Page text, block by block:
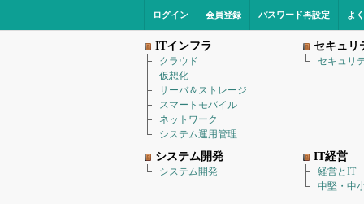
ログイン 会員登録 パスワード再設定 よ
ITインフラ
クラウド
仮想化
サーバ＆ストレージ
スマートモバイル
ネットワーク
システム運用管理
セキュリ
セキュリ
システム開発
システム開発
IT経営
経営とIT
中堅・中